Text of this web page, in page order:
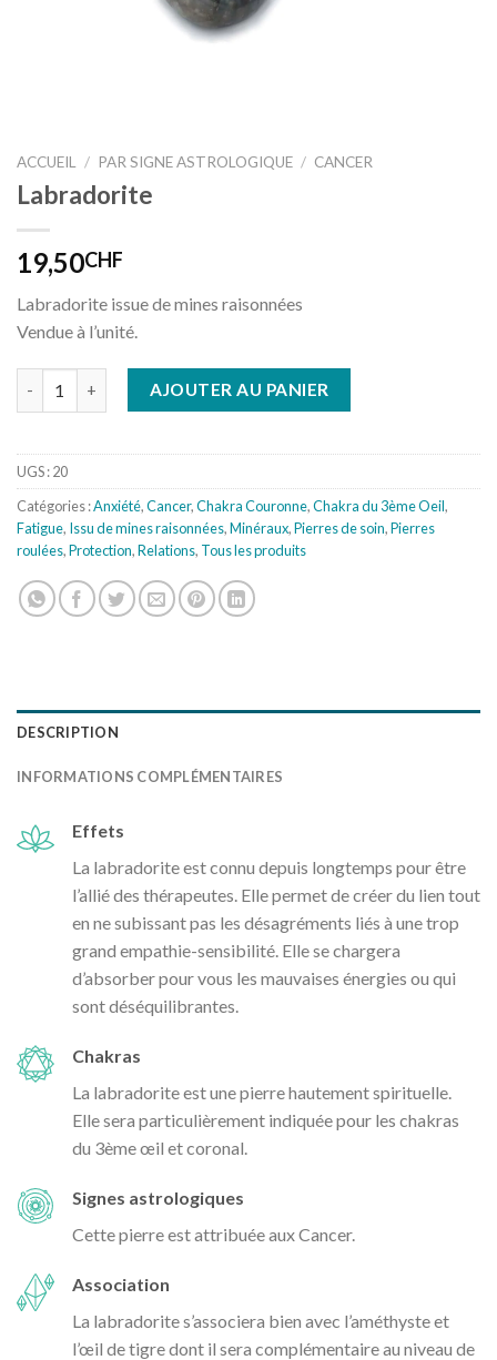
ACCUEIL / PAR SIGNE ASTROLOGIQUE / CANCER
Labradorite
19,50CHF
Labradorite issue de mines raisonnées
Vendue à l’unité.
quantité de LabradoriteAJOUTER AU PANIER
UGS :20
Catégories :Anxiété,Cancer,Chakra Couronne,Chakra du 3ème Oeil,
Fatigue, Issu de mines raisonnées,Minéraux,Pierres de soin,Pierres
roulées,Protection,Relations, Tous les produits
DESCRIPTION
INFORMATIONS COMPLÉMENTAIRES
Effets
La labradorite est connu depuis longtemps pour être
l’allié des thérapeutes. Elle permet de créer du lien tout
en ne subissant pas les désagréments liés à une trop
grand empathie-sensibilité. Elle se chargera
d’absorber pour vous les mauvaises énergies ou qui
sont déséquilibrantes.
Chakras
La labradorite est une pierre hautement spirituelle.
Elle sera particulièrement indiquée pour les chakras
du 3ème œil et coronal.
Signes astrologiques
Cette pierre est attribuée aux Cancer.
Association
La labradorite s’associera bien avec l’améthyste et
l’œil de tigre dont il sera complémentaire au niveau de